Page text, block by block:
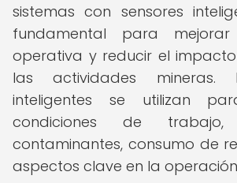
sistemas con sensores
fundamental para
operativa y reducir el
las actividades mineras.
inteligentes se utilizan
condiciones de
contaminantes, consumo de
aspectos clave en la